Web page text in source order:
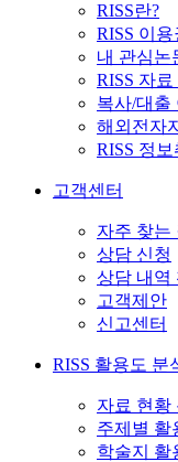
RISS란?
RISS 이
내 관심논
RISS 자
복사/대출
해외전자
RISS 정
고객센터
자주 찾는
상담 신청
상담 내역
고객제안
신고센터
RISS 활용도 분
자료 현황
주제별 활
학술지 활